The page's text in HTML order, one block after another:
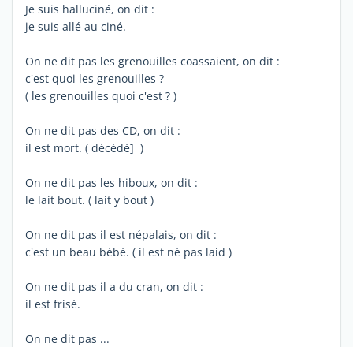
Je suis halluciné, on dit :
je suis allé au ciné.
On ne dit pas les grenouilles coassaient, on dit :
c'est quoi les grenouilles ?
( les grenouilles quoi c'est ? )
On ne dit pas des CD, on dit :
il est mort. ( décédé] )
On ne dit pas les hiboux, on dit :
le lait bout. ( lait y bout )
On ne dit pas il est népalais, on dit :
c'est un beau bébé. ( il est né pas laid )
On ne dit pas il a du cran, on dit :
il est frisé.
On ne dit pas ...